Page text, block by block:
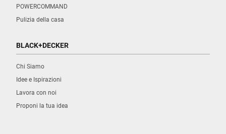
POWERCOMMAND
Pulizia della casa
BLACK+DECKER
Chi Siamo
Idee e Ispirazioni
Lavora con noi
Proponi la tua idea